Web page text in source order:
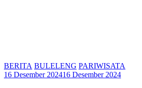
BERITA BULELENG PARIWISATA
16 Desember 202416 Desember 2024